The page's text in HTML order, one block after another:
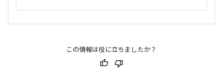
この情報は役に立ちましたか？